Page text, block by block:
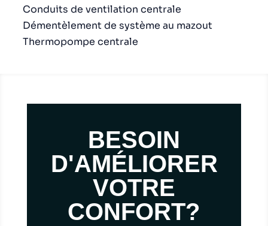
Conduits de ventilation centrale
Démentèlement de système au mazout
Thermopompe centrale
BESOIN
D'AMÉLIORER
VOTRE
CONFORT?